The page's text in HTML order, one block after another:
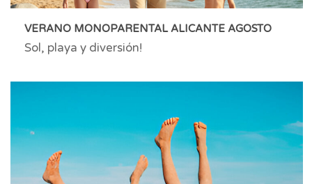
VERANO MONOPARENTAL ALICANTE AGOSTO
Sol, playa y diversión!